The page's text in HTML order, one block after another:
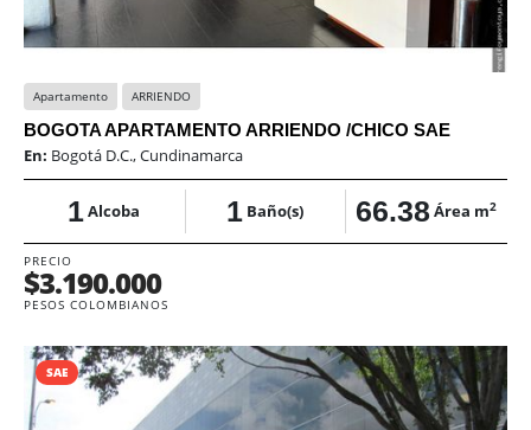
Apartamento ARRIENDO
BOGOTA APARTAMENTO ARRIENDO /CHICO SAE
En: Bogotá D.C., Cundinamarca
1Alcoba 1 Baño(s) 66.38Área m2
PRECIO
$3.190.000
PESOS COLOMBIANOS
SAE